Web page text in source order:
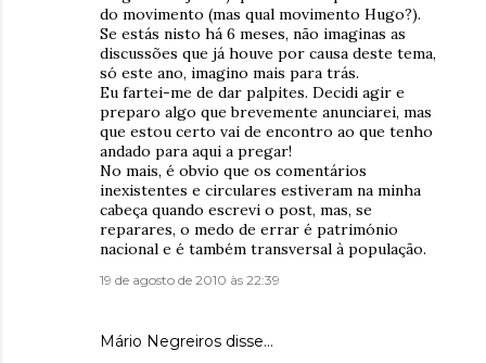
do movimento (mas qual movimento Hugo?).
Se estás nisto há 6 meses, não imaginas as
discussões que já houve por causa deste tema,
só este ano, imagino mais para trás.
Eu fartei-me de dar palpites. Decidi agir e
preparo algo que brevemente anunciarei, mas
que estou certo vai de encontro ao que tenho
andado para aqui a pregar!
No mais, é obvio que os comentários
inexistentes e circulares estiveram na minha
cabeça quando escrevi o post, mas, se
reparares, o medo de errar é património
nacional e é também transversal à população.
19 de agosto de 2010 às 22:39
Mário Negreiros disse…